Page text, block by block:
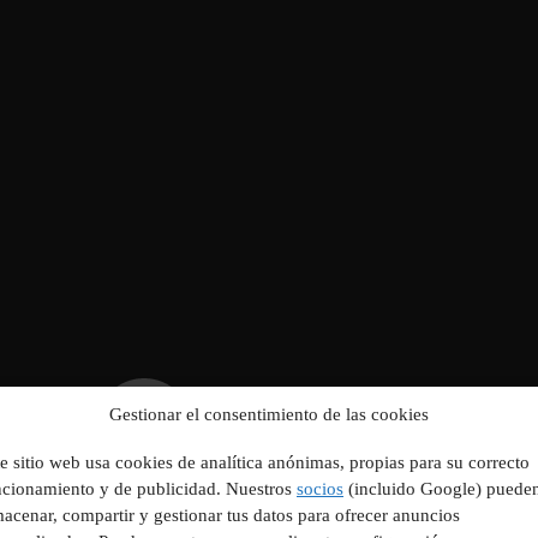
Gestionar el consentimiento de las cookies
sitio web usa cookies de analítica anónimas, propias para su correcto
y de publicidad. Nuestros socios (incluido Google)
compartir y gestionar tus datos para ofrecer anuncios